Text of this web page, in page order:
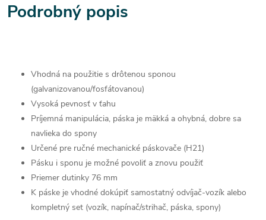
Podrobný popis
Vhodná na použitie s drôtenou sponou
(galvanizovanou/fosfátovanou)
Vysoká pevnosť v ťahu
Príjemná manipulácia, páska je mäkká a ohybná, dobre sa
navlieka do spony
Určené pre ručné mechanické páskovače (H21)
Pásku i sponu je možné povoliť a znovu použiť
Priemer dutinky 76 mm
K páske je vhodné dokúpiť samostatný odvíjač-vozík alebo
kompletný set (vozík, napínač/strihač, páska, spony)